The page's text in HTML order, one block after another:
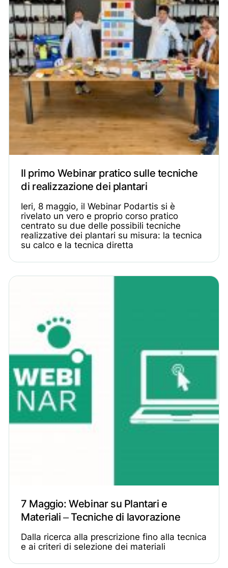
Il primo Webinar pratico sulle tecniche
di realizzazione dei plantari
Ieri, 8 maggio, il Webinar Podartis si è
rivelato un vero e proprio corso pratico
centrato su due delle possibili tecniche
realizzative dei plantari su misura: la tecnica
su calco e la tecnica diretta
7 Maggio: Webinar su Plantari e
Materiali – Tecniche di lavorazione
Dalla ricerca alla prescrizione fino alla tecnica
e ai criteri di selezione dei materiali